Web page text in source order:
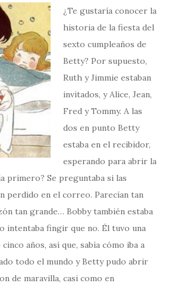
¿Te gustaría conocer la
historia de la fiesta del
sexto cumpleaños de
Betty? Por supuesto,
Ruth y Jimmie estaban
invitados, y Alice, Jean,
Fred y Tommy. A las
dos en punto Betty
estaba en el recibidor,
esperando para abrir la
primero? Se preguntaba si las
perdido en el correo. Parecían tan
tan grande… Bobby también estaba
intentaba fingir que no. Él tuvo una
años, así que, sabía cómo iba a
todo el mundo y Betty pudo abrir
de maravilla, casi como en